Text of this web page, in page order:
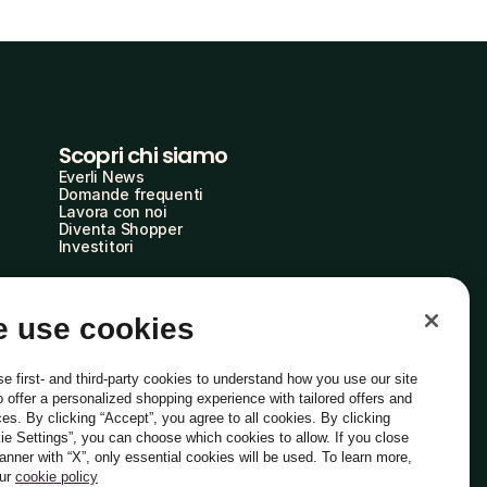
Scopri chi siamo
Everli News
Domande frequenti
Lavora con noi
Diventa Shopper
Investitori
Italiano
use cookies
first- and third-party cookies to understand how you use our site
offer a personalized shopping experience with tailored offers and
By clicking “Accept”, you agree to all cookies. By clicking
Settings”, you can choose which cookies to allow. If you close
with “X”, only essential cookies will be used. To learn more,
cookie policy